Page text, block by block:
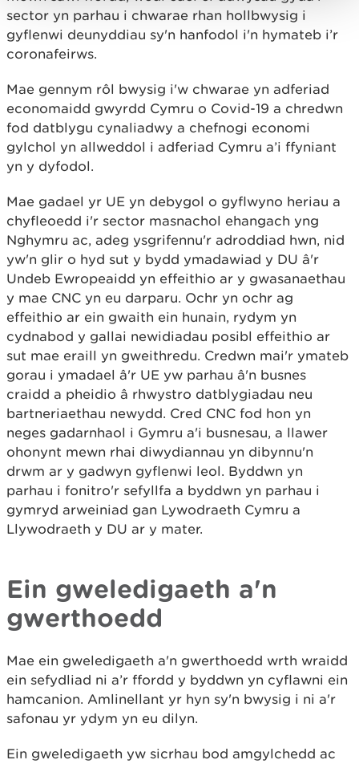
sector yn parhau i chwarae rhan hollbwysig i
gyflenwi deunyddiau sy'n hanfodol i'n hymateb i’r
coronafeirws.
Mae gennym rôl bwysig i'w chwarae yn adferiad
economaidd gwyrdd Cymru o Covid-19 a chredwn
fod datblygu cynaliadwy a chefnogi economi
gylchol yn allweddol i adferiad Cymru a’i ffyniant
yn y dyfodol.
Mae gadael yr UE yn debygol o gyflwyno heriau a
chyfleoedd i'r sector masnachol ehangach yng
Nghymru ac, adeg ysgrifennu'r adroddiad hwn, nid
yw'n glir o hyd sut y bydd ymadawiad y DU â'r
Undeb Ewropeaidd yn effeithio ar y gwasanaethau
y mae CNC yn eu darparu. Ochr yn ochr ag
effeithio ar ein gwaith ein hunain, rydym yn
cydnabod y gallai newidiadau posibl effeithio ar
sut mae eraill yn gweithredu. Credwn mai'r ymateb
gorau i ymadael â'r UE yw parhau â'n busnes
craidd a pheidio â rhwystro datblygiadau neu
bartneriaethau newydd. Cred CNC fod hon yn
neges gadarnhaol i Gymru a'i busnesau, a llawer
ohonynt mewn rhai diwydiannau yn dibynnu'n
drwm ar y gadwyn gyflenwi leol. Byddwn yn
parhau i fonitro'r sefyllfa a byddwn yn parhau i
gymryd arweiniad gan Lywodraeth Cymru a
Llywodraeth y DU ar y mater.
Ein gweledigaeth a'n
gwerthoedd
Mae ein gweledigaeth a'n gwerthoedd wrth wraidd
ein sefydliad ni a’r ffordd y byddwn yn cyflawni ein
hamcanion. Amlinellant yr hyn sy'n bwysig i ni a'r
safonau yr ydym yn eu dilyn.
Ein gweledigaeth yw sicrhau bod amgylchedd ac